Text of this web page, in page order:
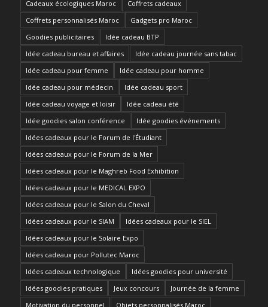
Cadeaux écologiques Maroc
Coffrets cadeaux
Coffrets personnalisés Maroc
Gadgets pro Maroc
Goodies publicitaires
Idée cadeau BTP
Idée cadeau bureau et affaires
Idée cadeau journée sans tabac
Idée cadeau pour femme
Idée cadeau pour homme
Idée cadeau pour médecin
Idée cadeau sport
Idée cadeau voyage et loisir
Idée cadeau été
Idée goodies salon conférence
Idée goodies événements
Idées cadeaux pour le Forum de l'Étudiant
Idées cadeaux pour le Forum de la Mer
Idées cadeaux pour le Maghreb Food Exhibition
Idées cadeaux pour le MEDICAL EXPO
Idées cadeaux pour le Salon du Cheval
Idées cadeaux pour le SIAM
Idées cadeaux pour le SIEL
Idées cadeaux pour le Solaire Expo
Idées cadeaux pour Pollutec Maroc
Idées cadeaux technologique
Idées goodies pour université
Idées goodies pratiques
Jeux concours
Journée de la femme
Motivation du personnel
Objets personnalisés Maroc